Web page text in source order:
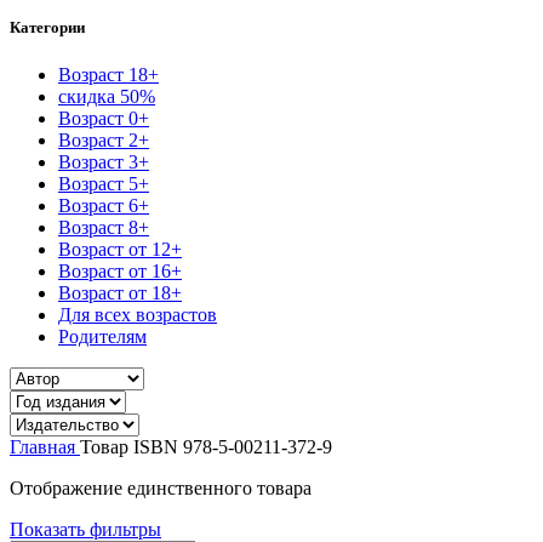
Категории
Возраст 18+
скидка 50%
Возраст 0+
Возраст 2+
Возраст 3+
Возраст 5+
Возраст 6+
Возраст 8+
Возраст от 12+
Возраст от 16+
Возраст от 18+
Для всех возрастов
Родителям
Главная Товар ISBN 978-5-00211-372-9
Отображение единственного товара
Показать фильтры